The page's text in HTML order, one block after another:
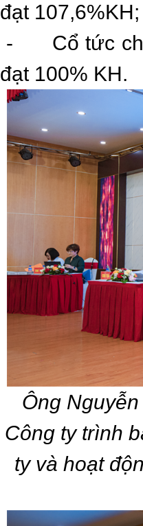
đạt 107,6%KH;
- Cổ tức chi
đạt 100% KH.
Ông
Công ty trình
ty và hoạt